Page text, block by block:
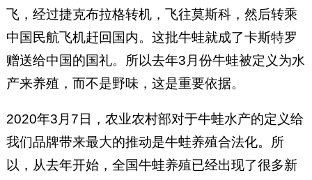
飞，经过捷克布拉格转机，飞往莫斯科，然后转乘
中国民航飞机赶回国内。这批牛蛙就成了卡斯特罗
赠送给中国的国礼。所以去年3月份牛蛙被定义为水
产来养殖，而不是野味，这是重要依据。
2020年3月7日，农业农村部对于牛蛙水产的定义给
我们品牌带来最大的推动是牛蛙养殖合法化。所
以，从去年开始，全国牛蛙养殖已经出现了很多新